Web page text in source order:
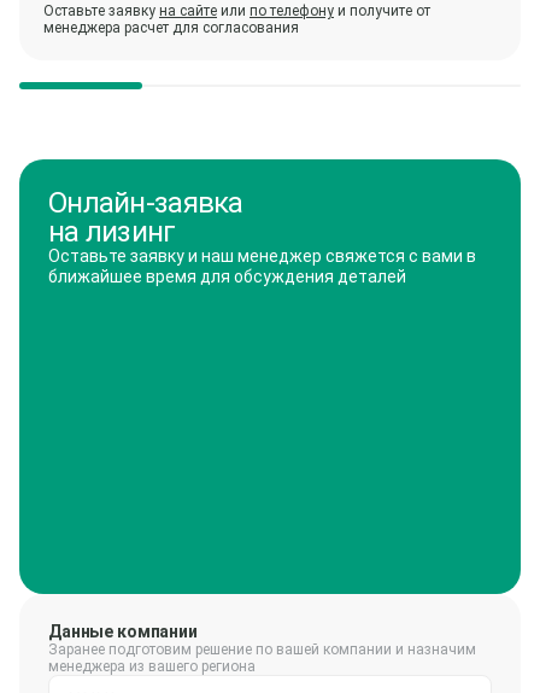
Оставьте заявку на сайте или по телефону и получите от
менеджера расчет для согласования
Онлайн-заявка
на лизинг
Оставьте заявку и наш менеджер свяжется с вами в
ближайшее время для обсуждения деталей
Данные компании
Заранее подготовим решение по вашей компании и назначим
менеджера из вашего региона